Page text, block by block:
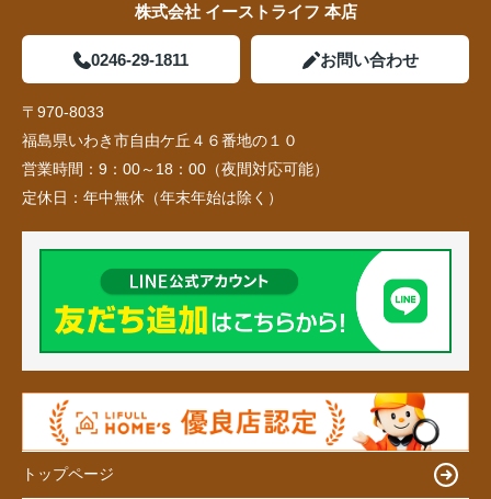
株式会社 イーストライフ 本店
0246-29-1811 お問い合わせ
〒970-8033
福島県いわき市自由ケ丘４６番地の１０
営業時間： 9：00～18：00（夜間対応可能）
定休日： 年中無休（年末年始は除く）
トップページ